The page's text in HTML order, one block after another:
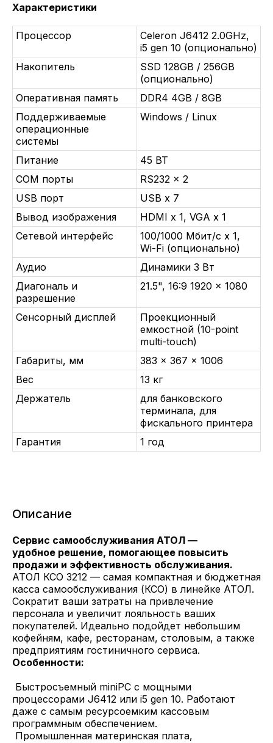
Характеристики
Процессор
Celeron J6412 2.0GHz,
i5 gen 10 (опционально)
Накопитель
SSD 128GB / 256GB
(опционально)
Оперативная память
DDR4 4GB / 8GB
Поддерживаемые
операционные
системы
Windows / Linux
Питание
45 ВТ
COM порты
RS232 x 2
USB порт
USB x 7
Вывод изображения
HDMI x 1, VGA x 1
Сетевой интерфейс
100/1000 Мбит/c x 1,
Wi-Fi (опционально)
Аудио
Динамики 3 Вт
Диагональ и
разрешение
21.5", 16:9 1920 x 1080
Сенсорный дисплей
Проекционный
емкостной (10-point
multi-touch)
Габариты, мм
383 × 367 × 1006
Вес
13 кг
Держатель
для банковского
терминала, для
фискального принтера
Гарантия
1 год
Описание
Сервис самообслуживания АТОЛ —
удобное решение, помогающее повысить
продажи и эффективность обслуживания.
АТОЛ КСО 3212 — самая компактная и бюджетная
касса самообслуживания (КСО) в линейке АТОЛ.
Сократит ваши затраты на привлечение
персонала и увеличит лояльность ваших
покупателей. Идеально подойдет небольшим
кофейням, кафе, ресторанам, столовым, а также
предприятиям гостиничного сервиса.
Особенности:
Быстросъемный miniPC с мощными
процессорами J6412 или i5 gen 10. Работают
даже с самым ресурсоемким кассовым
программным обеспечением.
Промышленная материнская плата,